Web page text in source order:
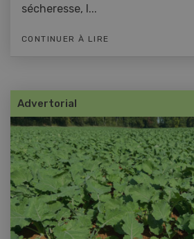
sécheresse, l...
CONTINUER À LIRE
Advertorial